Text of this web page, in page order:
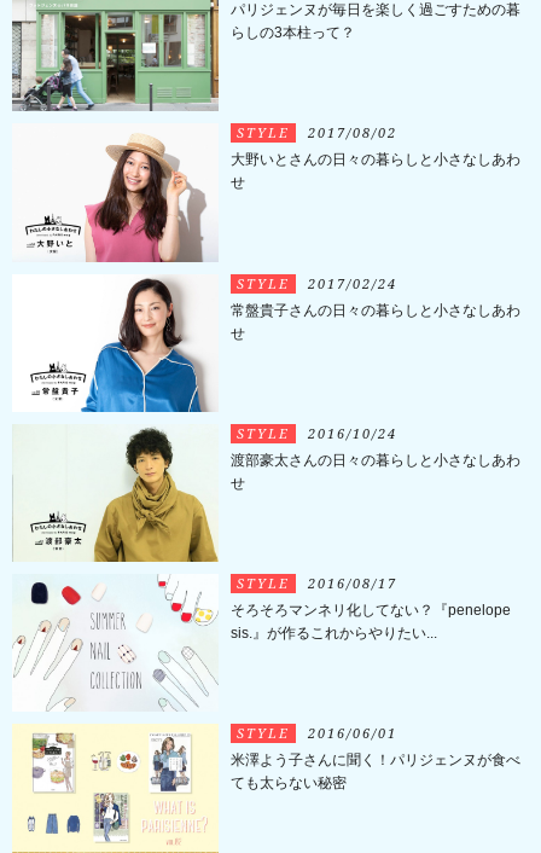
パリジェンヌが毎日を楽しく過ごすための暮
らしの3本柱って？
STYLE 2017/08/02
大野いとさんの日々の暮らしと小さなしあわ
せ
STYLE 2017/02/24
常盤貴子さんの日々の暮らしと小さなしあわ
せ
STYLE 2016/10/24
渡部豪太さんの日々の暮らしと小さなしあわ
せ
STYLE 2016/08/17
そろそろマンネリ化してない？『penelope
sis.』が作るこれからやりたい...
STYLE 2016/06/01
米澤よう子さんに聞く！パリジェンヌが食べ
ても太らない秘密